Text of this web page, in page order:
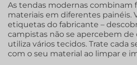
As tendas modernas
materiais em diferentes painéis.
etiquetas do fabricante –
campistas não se apercebem de
utiliza vários tecidos. Trate cada
com o seu material ao limpar e